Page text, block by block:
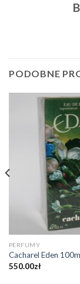
PODOBNE
PERFUMY
Cacharel Eden
550.00zł